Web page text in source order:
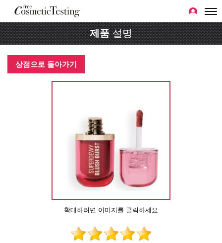
제품설명
상점으로 돌아가기
확대하려면 이미지를 클릭하세요